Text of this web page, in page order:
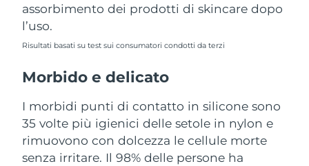
assorbimento dei prodotti di skincare dopo
l’uso.
Risultati basati su test sui consumatori condotti da terzi
Morbido e delicato
I morbidi punti di contatto in silicone sono
35 volte più igienici delle setole in nylon e
rimuovono con dolcezza le cellule morte
senza irritare. Il 98% delle persone ha
Emirati Arabi Uniti 8/11/26
Regno Unito Consegna stimata
Stati Uniti
Uzbekistan
Vietnam Consegna stimata 8/16/26